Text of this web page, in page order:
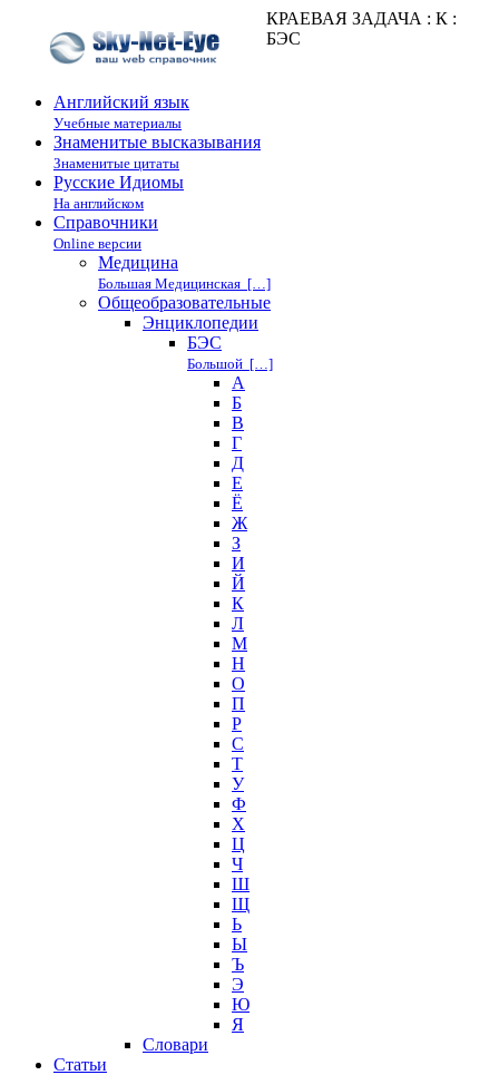
КРАЕВАЯ ЗАДАЧА : К :
БЭС
Английский язык
Учебные материалы
Знаменитые высказывания
Знаменитые цитаты
Русские Идиомы
На английском
Справочники
Online версии
Медицина
Большая Медицинская […]
Общеобразовательные
Энциклопедии
БЭС
Большой […]
А
Б
В
Г
Д
Е
Ё
Ж
З
И
Й
К
Л
М
Н
О
П
Р
С
Т
У
Ф
Х
Ц
Ч
Ш
Щ
Ь
Ы
Ъ
Э
Ю
Я
Cловари
Статьи